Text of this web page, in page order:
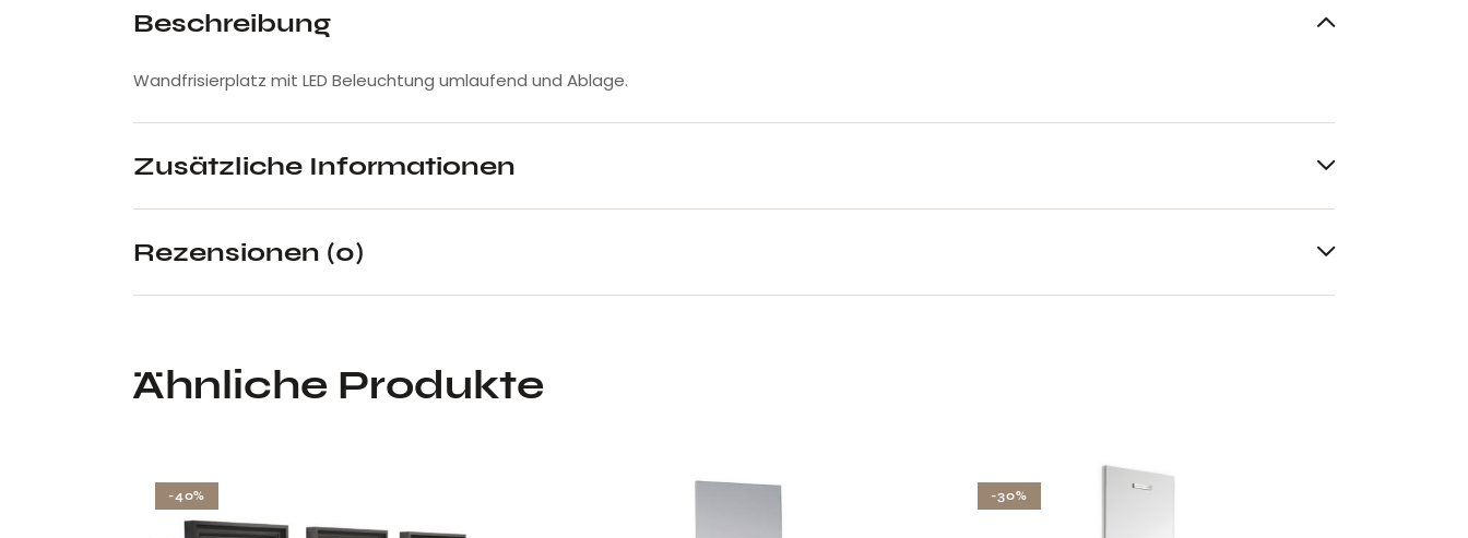
Beschreibung
Wandfrisierplatz mit LED Beleuchtung umlaufend und Ablage.
Zusätzliche Informationen
Rezensionen (0)
Ähnliche Produkte
-40% -30%